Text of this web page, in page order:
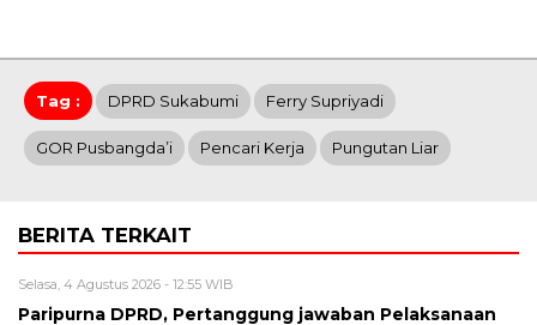
Tag : DPRD Sukabumi Ferry Supriyadi
GOR Pusbangda’i Pencari Kerja Pungutan Liar
BERITA TERKAIT
Selasa, 4 Agustus 2026 - 12:55 WIB
Paripurna DPRD, Pertanggung jawaban Pelaksanaan